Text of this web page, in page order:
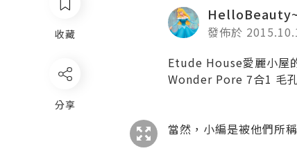
發佈於
Etude House愛麗小屋
Wonder Pore 7合1 毛
當然，小編是被他們所
收藏
分享